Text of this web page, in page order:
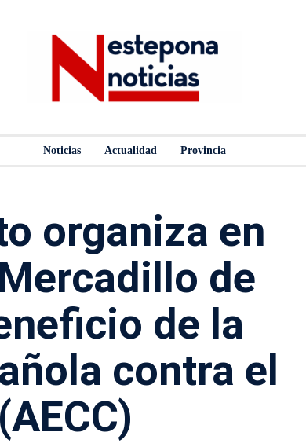
Noticias Actualidad Provincia
organiza en
de
de la
contra el